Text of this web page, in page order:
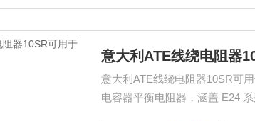
意大利ATE线绕电阻器
意大利ATE线绕电阻器10SR可
电容器平衡电阻器，涵盖 E24